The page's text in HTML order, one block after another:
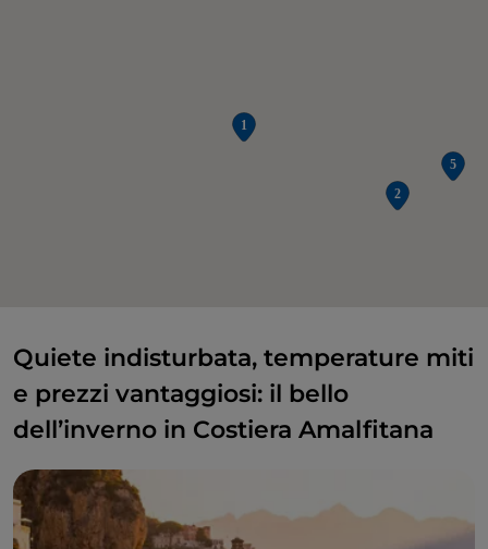
Quiete indisturbata, temperature miti
e prezzi vantaggiosi: il bello
dell’inverno in Costiera Amalfitana